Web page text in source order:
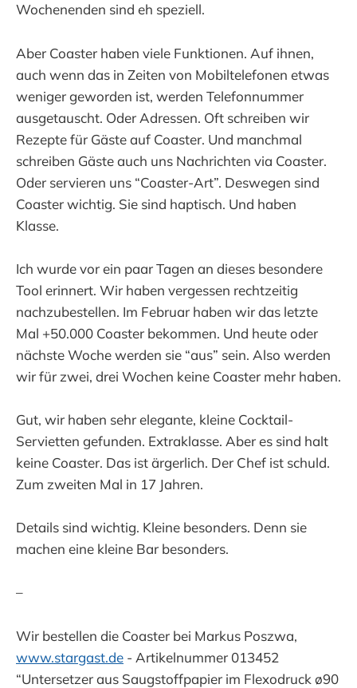
Wochenenden sind eh speziell.
Aber Coaster haben viele Funktionen. Auf ihnen,
auch wenn das in Zeiten von Mobiltelefonen etwas
weniger geworden ist, werden Telefonnummer
ausgetauscht. Oder Adressen. Oft schreiben wir
Rezepte für Gäste auf Coaster. Und manchmal
schreiben Gäste auch uns Nachrichten via Coaster.
Oder servieren uns “Coaster-Art”. Deswegen sind
Coaster wichtig. Sie sind haptisch. Und haben
Klasse.
Ich wurde vor ein paar Tagen an dieses besondere
Tool erinnert. Wir haben vergessen rechtzeitig
nachzubestellen. Im Februar haben wir das letzte
Mal +50.000 Coaster bekommen. Und heute oder
nächste Woche werden sie “aus” sein. Also werden
wir für zwei, drei Wochen keine Coaster mehr haben.
Gut, wir haben sehr elegante, kleine Cocktail-
Servietten gefunden. Extraklasse. Aber es sind halt
keine Coaster. Das ist ärgerlich. Der Chef ist schuld.
Zum zweiten Mal in 17 Jahren.
Details sind wichtig. Kleine besonders. Denn sie
machen eine kleine Bar besonders.
–
Wir bestellen die Coaster bei Markus Poszwa,
www.stargast.de - Artikelnummer 013452
“Untersetzer aus Saugstoffpapier im Flexodruck ø90